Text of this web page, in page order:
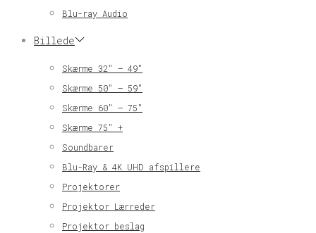
Blu-ray Audio
Billede
Skærme 32″ – 49″
Skærme 50″ – 59″
Skærme 60″ – 75″
Skærme 75″ +
Soundbarer
Blu-Ray & 4K UHD afspillere
Projektorer
Projektor Lærreder
Projektor beslag